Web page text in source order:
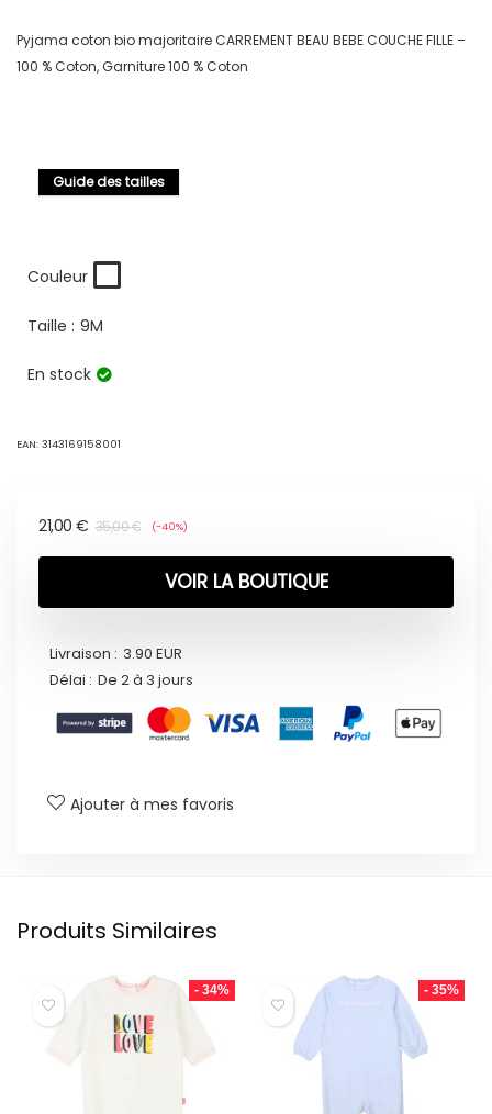
Pyjama coton bio majoritaire CARREMENT BEAU BEBE COUCHE FILLE –
100 % Coton, Garniture 100 % Coton
Guide des tailles
Couleur
Taille : 9M
En stock
EAN: 3143169158001
35,00€
21,00 € (-40%)
VOIR LA BOUTIQUE
Livraison : 3.90 EUR
Délai : De 2 à 3 jours
Ajouter à mes favoris
Produits Similaires
- 34% - 35%